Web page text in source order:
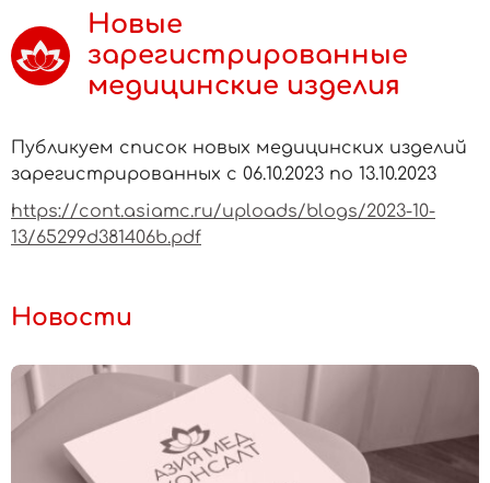
Новые
зарегистрированные
медицинские изделия
Публикуем список новых медицинских изделий
зарегистрированных с 06.10.2023 по 13.10.2023
https://cont.asiamc.ru/uploads/blogs/2023-10-
13/65299d381406b.pdf
Новости